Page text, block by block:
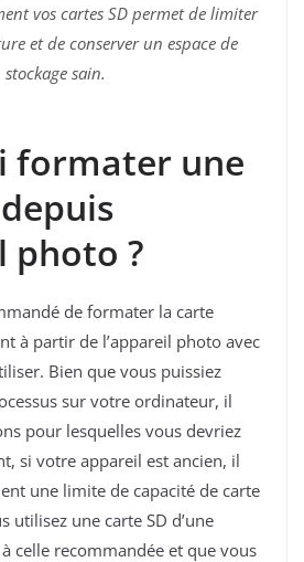
vos cartes SD permet de limiter
et de conserver un espace de
stockage sain.
formater une
photo ?
de formater la carte
à partir de l’appareil photo avec
Bien que vous puissiez
sur votre ordinateur, il
pour lesquelles vous devriez
si votre appareil est ancien, il
une limite de capacité de carte
utilisez une carte SD d’une
celle recommandée et que vous